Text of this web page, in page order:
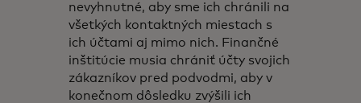
nevyhnutné, aby sme ich chránili na
všetkých kontaktných miestach s
ich účtami aj mimo nich. Finančné
inštitúcie musia chrániť účty svojich
zákazníkov pred podvodmi, aby v
konečnom dôsledku zvýšili ich